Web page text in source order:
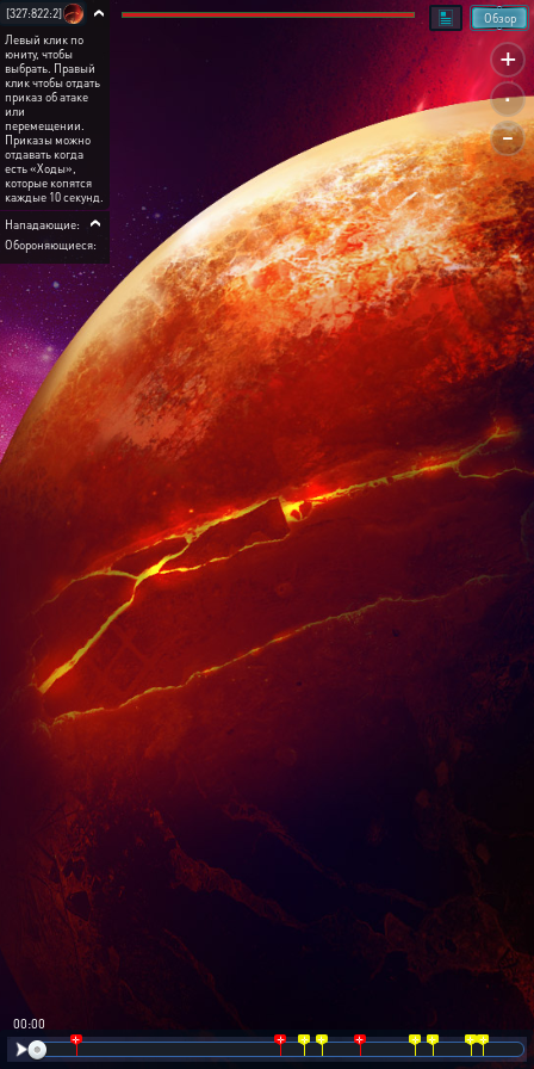
+
.
-
Обзор
[327:822:2]
Левый клик по
юниту, чтобы
выбрать. Правый
клик чтобы отдать
приказ об атаке
или
перемещении.
Приказы можно
отдавать когда
есть «Ходы»,
которые копятся
каждые 10 секунд.
Нападающие:
Обороняющиеся:
00:00